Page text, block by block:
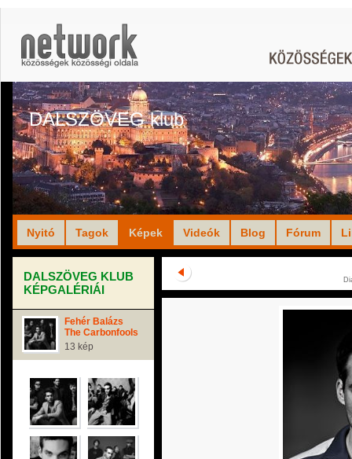
DALSZÖVEG klub
Nyitó Tagok Képek Videók Blog Fórum
DALSZÖVEG KLUB
KÉPGALÉRIÁI
Fehér Balázs
The Carbonfools
13 kép